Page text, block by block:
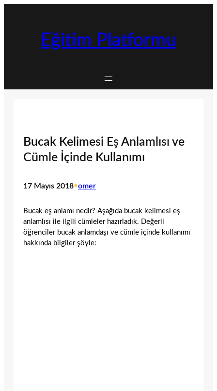
Eğitim Platformu
Bucak Kelimesi Eş Anlamlısı ve
Cümle İçinde Kullanımı
17 Mayıs 2018•omer
Bucak eş anlamı nedir? Aşağıda bucak kelimesi eş
anlamlısı ile ilgili cümleler hazırladık. Değerli
öğrenciler bucak anlamdaşı ve cümle içinde kullanımı
hakkında bilgiler şöyle: